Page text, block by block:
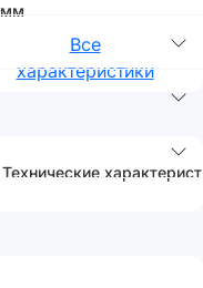
мм
Все
характеристики
Технические